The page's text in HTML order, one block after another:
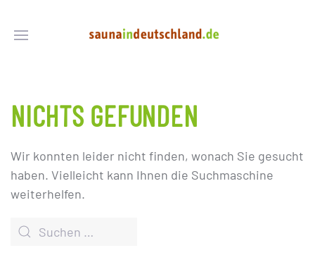
NICHTS GEFUNDEN
Wir konnten leider nicht finden, wonach Sie gesucht
haben. Vielleicht kann Ihnen die Suchmaschine
weiterhelfen.